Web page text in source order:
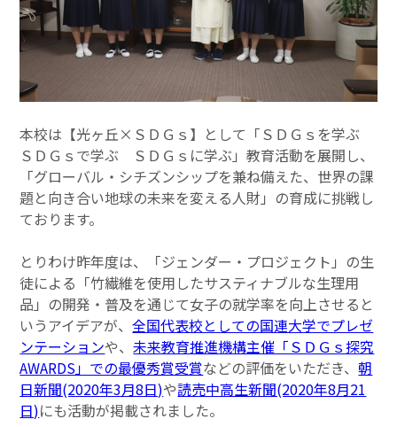
本校は【光ヶ丘×ＳＤＧｓ】として「ＳＤＧｓを学ぶ
ＳＤＧｓで学ぶ ＳＤＧｓに学ぶ」教育活動を展開し、
「グローバル・シチズンシップを兼ね備えた、世界の課
題と向き合い地球の未来を変える人財」の育成に挑戦し
ております。
とりわけ昨年度は、「ジェンダー・プロジェクト」の生
徒による「竹繊維を使用したサスティナブルな生理用
品」の開発・普及を通じて女子の就学率を向上させると
いうアイデアが、全国代表校としての国連大学でプレゼ
ンテーションや、未来教育推進機構主催「ＳＤＧｓ探究
AWARDS」での最優秀賞受賞などの評価をいただき、朝
日新聞(2020年3月8日)や読売中高生新聞(2020年8月21
日)にも活動が掲載されました。